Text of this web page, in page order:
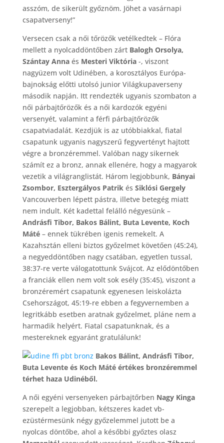
asszóm, de sikerült győznöm. Jöhet a vasárnapi
csapatverseny!”
Versecen csak a női tőrözők vetélkedtek – Flóra
mellett a nyolcaddöntőben zárt Balogh Orsolya,
Szántay Annaés Mesteri Viktória-, viszont
nagyüzem volt Udinében, a korosztályos Európa-
bajnokság előtti utolsó junior Világkupaverseny
második napján. Itt rendezték ugyanis szombaton a
női párbajtőrözők és a női kardozók egyéni
versenyét, valamint a férfi párbajtőrözők
csapatviadalát. Kezdjük is az utóbbiakkal, fiatal
csapatunk ugyanis nagyszerű fegyvertényt hajtott
végre a bronzéremmel. Valóban nagy sikernek
számít ez a bronz, annak ellenére, hogy a magyarok
vezetik a világranglistát. Három legjobbunk, Bányai
Zsombor, Esztergályos Patrikés Siklósi Gergely
Vancouverben lépett pástra, illetve betegég miatt
nem indult. Két kadettal felálló négyesünk –
Andrásfi Tibor, Bakos Bálint, Buta Levente, Koch
Máté– ennek tükrében igenis remekelt. A
Kazahsztán elleni biztos győzelmet követően (45:24),
a negyeddöntőben nagy csatában, egyetlen tussal,
38:37-re verte válogatottunk Svájcot. Az elődöntőben
a franciák ellen nem volt sok esély (35:45), viszont a
bronzéremért csapatunk egyenesen leiskolázta
Csehországot, 45:19-re ebben a fegyvernemben a
legritkább esetben aratnak győzelmet, pláne nem a
harmadik helyért. Fiatal csapatunknak, és a
mestereknek egyaránt gratulálunk!
Bakos Bálint, Andrásfi Tibor,
Buta Levente és Koch Máté értékes bronzéremmel
térhet haza Udinéből.
A női egyéni versenyeken párbajtőrben Nagy Kinga
szerepelt a legjobban, kétszeres kadet vb-
ezüstérmesünk négy győzelemmel jutott be a
nyolcas döntőbe, ahol a későbbi győztes olasz